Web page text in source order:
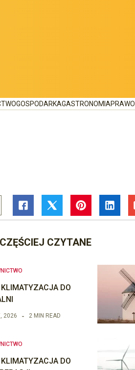
GOSPODARKAGASTRONOMIAPRAWO
CZYTANE
DO
2026 2 MIN READ
DO